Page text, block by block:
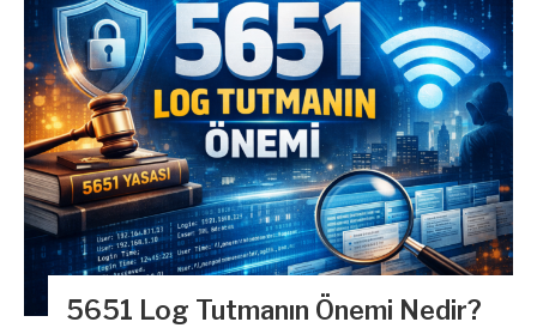
5651 Log Tutmanın Önemi Nedir?